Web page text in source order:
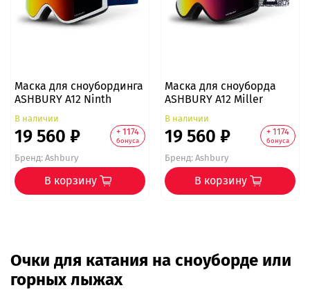
Маска для сноубординга
ASHBURY A12 Ninth
В наличии
19 560 ₽ + 1174
бонуса
Бренд:Ashbury
В корзину
Маска для сноуборда
ASHBURY A12 Miller
В наличии
19 560 ₽ + 1174
бонуса
Бренд:Ashbury
В корзину
Очки для катания на сноуборде или
горных лыжах